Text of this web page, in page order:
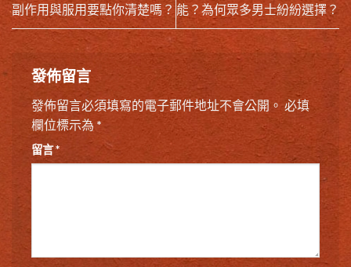
副作用與服用要點你清楚嗎？ 能？為何眾多男士紛紛選擇？
發佈留言
發佈留言必須填寫的電子郵件地址不會公開。必填
欄位標示為 *
留言*